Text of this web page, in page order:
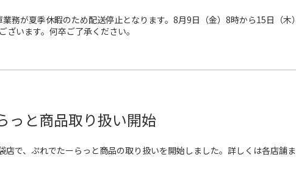
務が夏季休暇のため配送停止となります。8月9日（金）8時から15日（
います。何卒ご了承ください。
っと商品取り扱い開始
で、ぷれでたーらっと商品の取り扱いを開始しました。詳しくは各店舗